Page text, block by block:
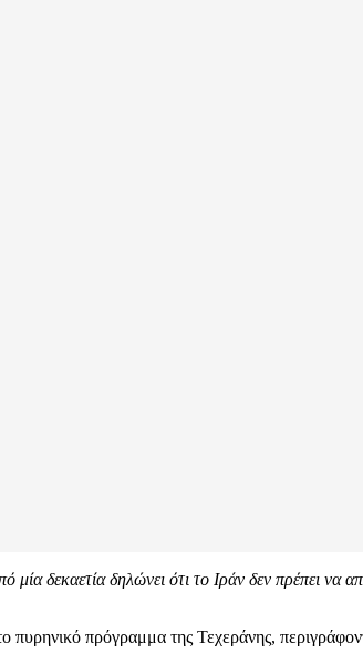
μία δεκαετία δηλώνει ότι το Ιράν δεν πρέπει να
πυρηνικό πρόγραμμα της Τεχεράνης,